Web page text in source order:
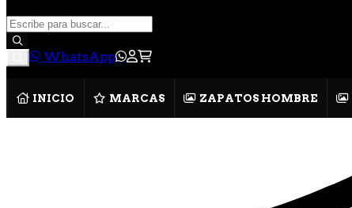
WhatsApp
INICIO MARCAS ZAPATOS HOMBRE